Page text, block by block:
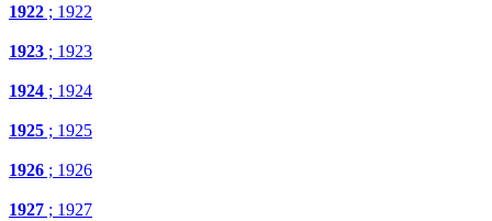
1922 ; 1922
1923 ; 1923
1924 ; 1924
1925 ; 1925
1926 ; 1926
1927 ; 1927